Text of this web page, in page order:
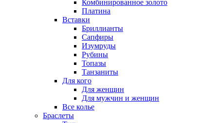
Комбинированное золото
Платина
Вставки
Бриллианты
Сапфиры
Изумруды
Рубины
Топазы
Танзаниты
Для кого
Для женщин
Для мужчин и женщин
Все колье
Браслеты